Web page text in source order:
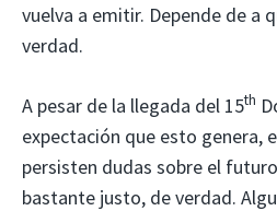
vuelva a emitir. Depende de a
verdad.
A pesar de la llegada del 15th
expectación que esto genera,
persisten dudas sobre el
bastante justo, de verdad.